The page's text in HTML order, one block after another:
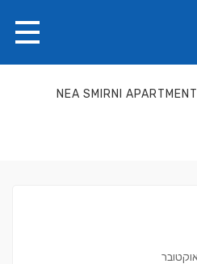
NEA SMIRNI APARTMENT